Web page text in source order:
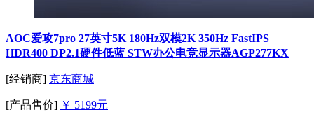
AOC爱攻7pro 27英寸5K 180Hz双模2K 350Hz FastIPS
HDR400 DP2.1硬件低蓝 STW办公电竞显示器AGP277KX
[经销商] 京东商城
[产品售价] ￥ 5199元